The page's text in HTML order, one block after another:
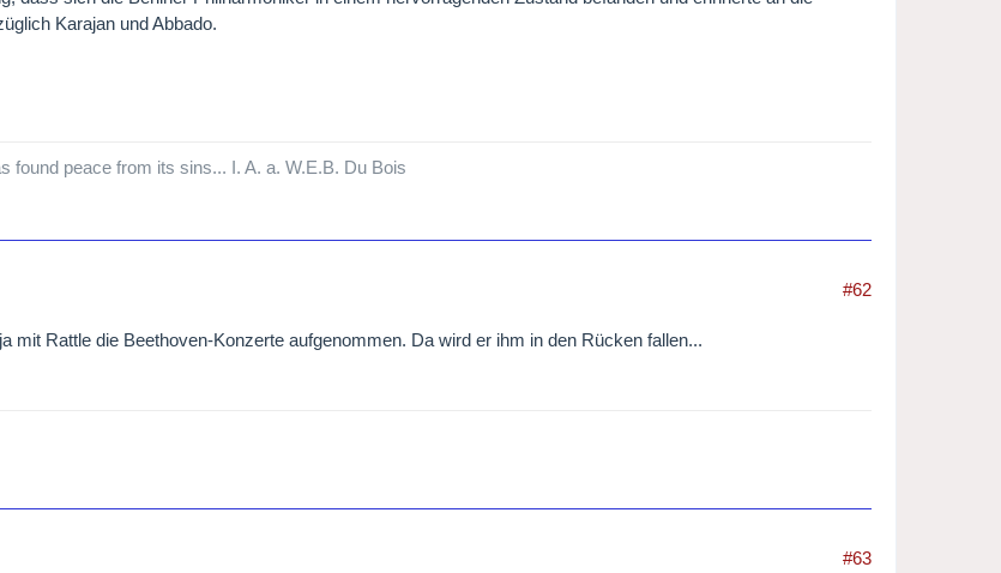
Karajan und Abbado.
found peace from its sins... I. A. a. W.E.B. Du Bois
#62
mit Rattle die Beethoven-Konzerte aufgenommen. Da wird er ihm in den Rücken fallen...
#63